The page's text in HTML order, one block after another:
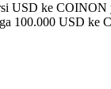
USD ke
100.000 USD ke